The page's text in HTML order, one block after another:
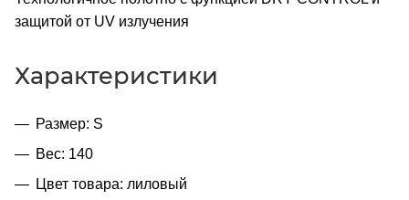
защитой от UV излучения
Характеристики
Размер: S
Вес: 140
Цвет товара: лиловый